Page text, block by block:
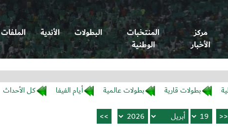
مركز
الأخبار
المنتخبات
الوطنية
البطولات الأندية الملفات
بطولات قارية بطولات عالمية أيام الفيفا كل الأحداث